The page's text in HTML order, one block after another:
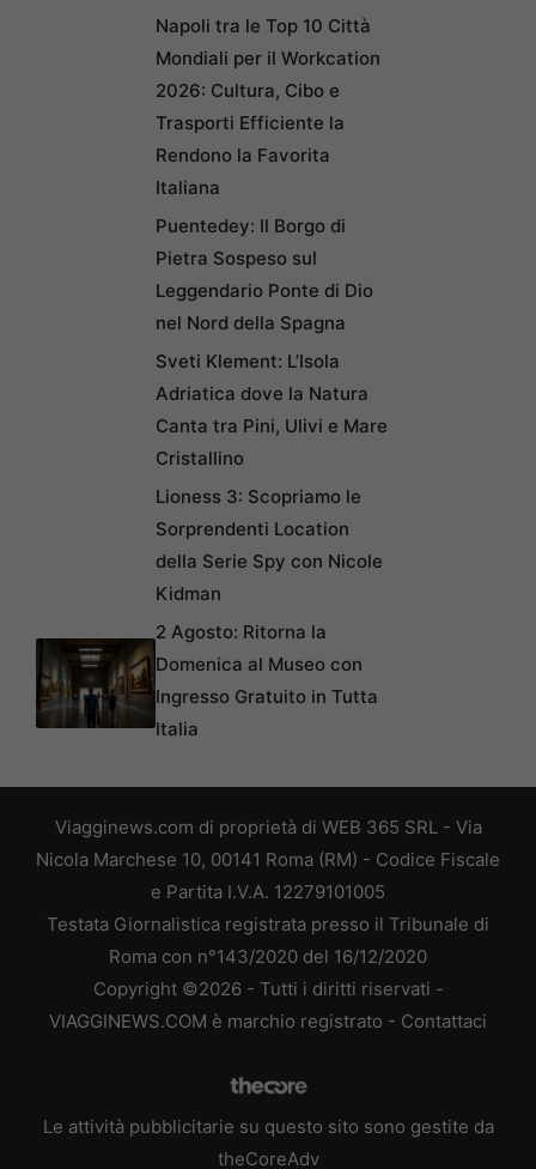
Napoli tra le Top 10 Città
Mondiali per il Workcation
2026: Cultura, Cibo e
Trasporti Efficiente la
Rendono la Favorita
Italiana
Puentedey: Il Borgo di
Pietra Sospeso sul
Leggendario Ponte di Dio
nel Nord della Spagna
Sveti Klement: L’Isola
Adriatica dove la Natura
Canta tra Pini, Ulivi e Mare
Cristallino
Lioness 3: Scopriamo le
Sorprendenti Location
della Serie Spy con Nicole
Kidman
2 Agosto: Ritorna la
Domenica al Museo con
Ingresso Gratuito in Tutta
Italia
Viagginews.com di proprietà di WEB 365 SRL - Via
Nicola Marchese 10, 00141 Roma (RM) - Codice Fiscale
e Partita I.V.A. 12279101005
Testata Giornalistica registrata presso il Tribunale di
Roma con n°143/2020 del 16/12/2020
Copyright ©2026 - Tutti i diritti riservati -
VIAGGINEWS.COM è marchio registrato - Contattaci
Le attività pubblicitarie su questo sito sono gestite da
theCoreAdv